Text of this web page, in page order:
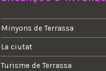
Minyons de Terrassa
La ciutat
Turisme de Terrassa